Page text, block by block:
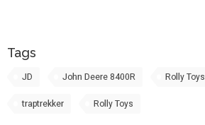
Tags
JD John Deere 8400R Rolly Toys
traptrekker Rolly Toys